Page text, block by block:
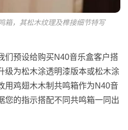
箱，其松木纹理及榫接细节特写
们预设给购买N40音乐盒客户搭
级为松木涂透明漆版本或松木涂
用鸡翅木木制共鸣箱作为N40音
您的指示搭配不同共鸣箱一同出